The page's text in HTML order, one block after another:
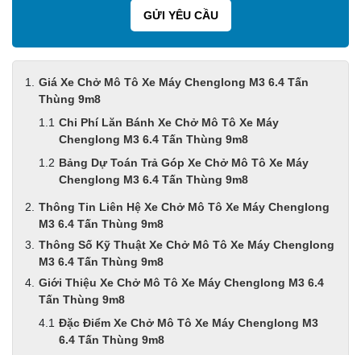
Giá Xe Chở Mô Tô Xe Máy Chenglong M3 6.4 Tấn
Thùng 9m8
Chi Phí Lăn Bánh Xe Chở Mô Tô Xe Máy
Chenglong M3 6.4 Tấn Thùng 9m8
Bảng Dự Toán Trả Góp Xe Chở Mô Tô Xe Máy
Chenglong M3 6.4 Tấn Thùng 9m8
Thông Tin Liên Hệ Xe Chở Mô Tô Xe Máy Chenglong
M3 6.4 Tấn Thùng 9m8
Thông Số Kỹ Thuật Xe Chở Mô Tô Xe Máy Chenglong
M3 6.4 Tấn Thùng 9m8
Giới Thiệu Xe Chở Mô Tô Xe Máy Chenglong M3 6.4
Tấn Thùng 9m8
Đặc Điểm Xe Chở Mô Tô Xe Máy Chenglong M3
6.4 Tấn Thùng 9m8